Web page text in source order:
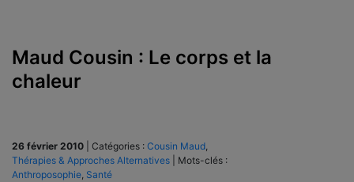
Maud Cousin : Le corps et la
chaleur
26 février 2010 Catégories : Cousin Maud,
Thérapies & Approches Alternatives
Mots-clés :
Anthroposophie, Santé